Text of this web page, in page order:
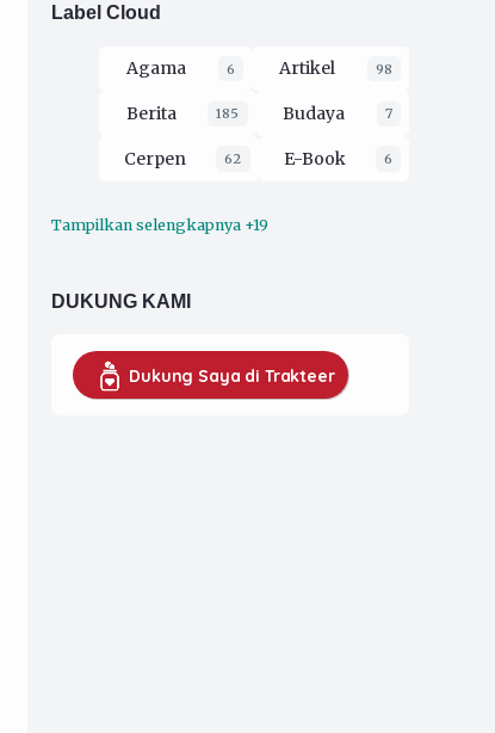
Label Cloud
Agama 6 Artikel 98
Berita 185 Budaya 7
Cerpen 62 E-Book 6
Ekologi
Kaprodi UMKM
Tampilkan selengkapnya +19
DUKUNG KAMI
Dukung Saya di Trakteer